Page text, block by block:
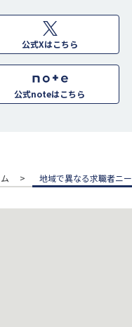
公式Xはこちら
公式noteはこちら
地域で異なる求職者ニ